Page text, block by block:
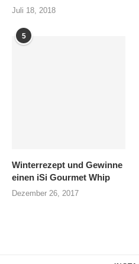
Juli 18, 2018
5
Winterrezept und Gewinne
einen iSi Gourmet Whip
Dezember 26, 2017